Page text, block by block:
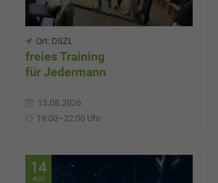
Ort: DSZL
freies Training
für Jedermann
13.08.2026
19:00–22:00 Uhr
14
AUG